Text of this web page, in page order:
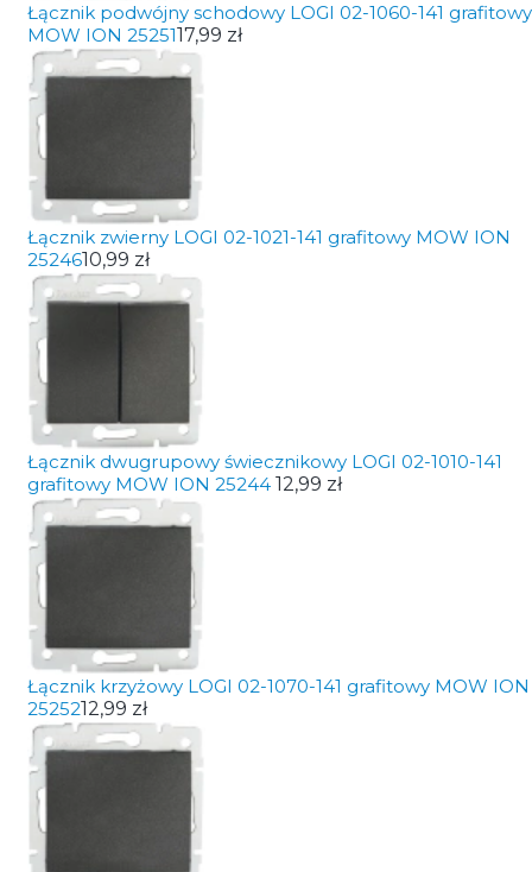
Łącznik podwójny schodowy LOGI 02-1060-141 grafitowy
MOW ION 2525117,99 zł
Łącznik zwierny LOGI 02-1021-141 grafitowy MOW ION
2524610,99 zł
Łącznik dwugrupowy świecznikowy LOGI 02-1010-141
grafitowy MOW ION 25244 12,99 zł
Łącznik krzyżowy LOGI 02-1070-141 grafitowy MOW ION
2525212,99 zł